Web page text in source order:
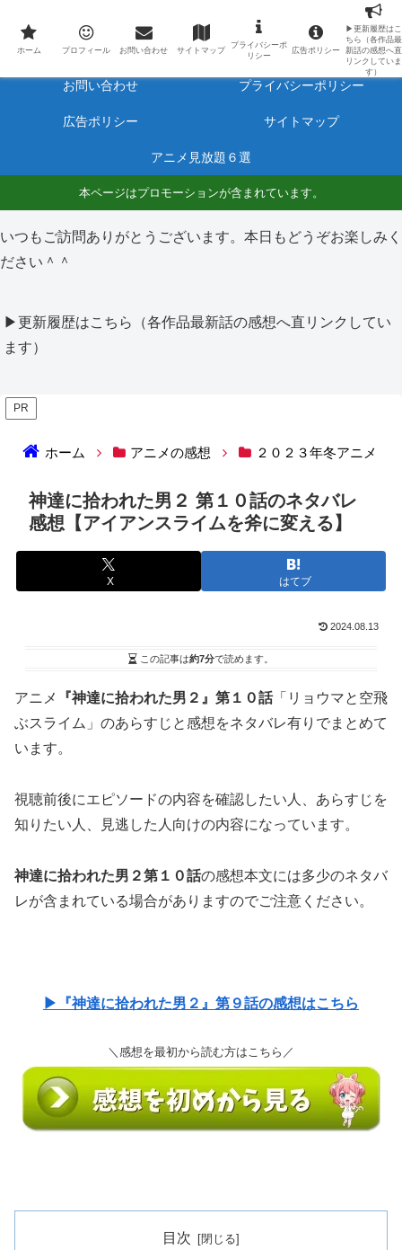
最新アニメのあらすじと感想をネタバレ有りで毎日更新しています。
ホーム プロフィール
お問い合わせ プライバシーポリシー
広告ポリシー サイトマップ
アニメ見放題６選
本ページはプロモーションが含まれています。
いつもご訪問ありがとうございます。本日もどうぞお楽しみく
ださい＾＾
▶更新履歴はこちら（各作品最新話の感想へ直リンクしてい
ます）
PR
ホーム アニメの感想 ２０２３年冬アニメ
神達に拾われた男２ 第１０話のネタバレ
感想【アイアンスライムを斧に変える】
X はてブ
2024.08.13
この記事は約7分で読めます。
アニメ 『神達に拾われた男２』第１０話「リョウマと空飛
ぶスライム」のあらすじと感想をネタバレ有りでまとめて
います。
視聴前後にエピソードの内容を確認したい人、あらすじを
知りたい人、見逃した人向けの内容になっています。
神達に拾われた男２第１０話の感想本文には多少のネタバ
レが含まれている場合がありますのでご注意ください。
▶『神達に拾われた男２』第９話の感想はこちら
＼感想を最初から読む方はこちら／
目次
ホーム プロフィール お問い合わせ サイトマップ
プライバシーポ
リシー
広告ポリシー
▶更新履歴はこ
ちら（各作品最
新話の感想へ直
リンクしていま
す）